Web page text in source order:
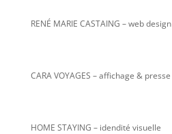
RENÉ MARIE CASTAING – web design
CARA VOYAGES – affichage & presse
HOME STAYING – idendité visuelle